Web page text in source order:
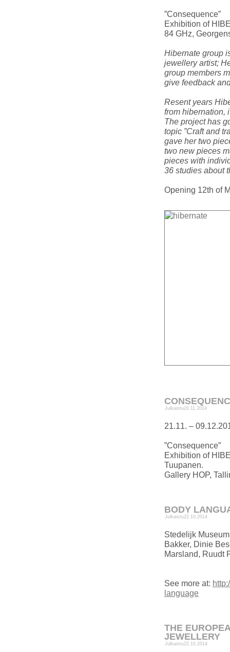
”Consequence”
Exhibition of
84 GHz,
Hibernate group
jewellery artist;
group members
give feedback
Resent years
from hibernation,
The project has
topic ”Craft and
gave her two
two new pieces
pieces with
36 studies about
Opening 12th of
Julkaistu20.11.2014
21.11. –
”Consequence”
Exhibition of
Tuupanen.
Gallery HOP,
BODY
Julkaistu22.10.2014
Stedelijk
Bakker, Dinie
Marsland, Ruudt
See more at:
language
THE
JEWELLERY
Julkaistu22.10.2014